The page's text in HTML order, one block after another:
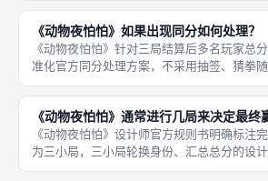
五分钟的轻快节奏，不管是朋友休闲小聚、
动还是亲
《动物夜怕怕》如果出现同分如何处理？
《动物夜怕怕》针对三局结算后多名玩家总
准化官方同分处理方案，不采用抽签、猜拳
独立加赛单局，依靠加赛单局分数区分同分
作为排名依据，不会叠加进原本三局累计总
绩独立有
《动物夜怕怕》通常进行几局来决定最终
《动物夜怕怕》设计师官方规则书明确标注
为三小局，三小局轮换身份、汇总总分的设
机性带来的分数差距，避免玩家仅拿到弱势